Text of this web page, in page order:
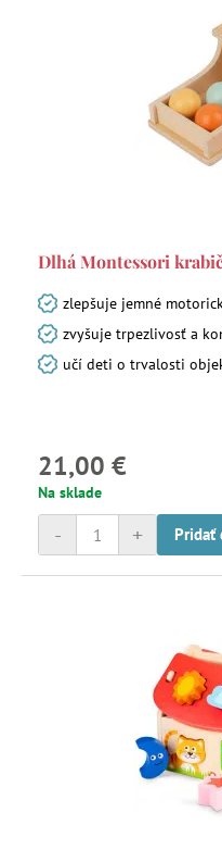
Dlhá Montessori
zlepšuje jemné
zvyšuje trpezlivosť a
učí deti o trvalosti
21,00 €
Na sklade
+
- Pridať